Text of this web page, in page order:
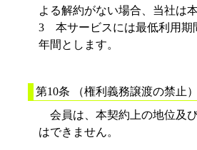
よる解約がない場合、当社は
3 本サービスには最低利用期
年間とします。
第10条 （権利義務譲渡の禁止）
会員は、本契約上の地位及
はできません。